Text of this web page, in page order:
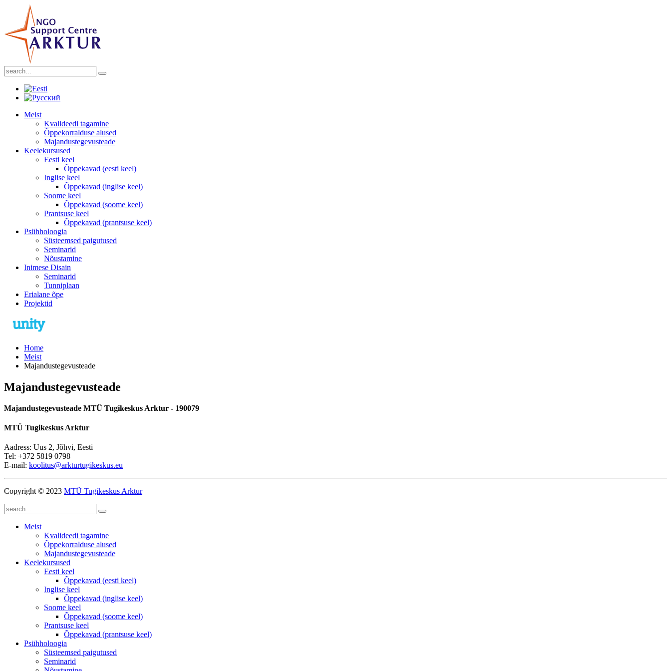
Meist
Kvalideedi tagamine
Õppekorralduse alused
Majandustegevusteade
Keelekursused
Eesti keel
Õppekavad (eesti keel)
Inglise keel
Õppekavad (inglise keel)
Soome keel
Õppekavad (soome keel)
Prantsuse keel
Õppekavad (prantsuse keel)
Psühholoogia
Süsteemsed paigutused
Seminarid
Nõustamine
Inimese Disain
Seminarid
Tunniplaan
Erialane õpe
Projektid
Home
Meist
Majandustegevusteade
Majandustegevusteade
Majandustegevusteade MTÜ Tugikeskus Arktur - 190079
MTÜ Tugikeskus Arktur
Aadress: Uus 2, Jõhvi, Eesti
Tel: +372 5819 0798
E-mail: koolitus@arkturtugikeskus.eu
Copyright © 2023 MTÜ Tugikeskus Arktur
Meist
Kvalideedi tagamine
Õppekorralduse alused
Majandustegevusteade
Keelekursused
Eesti keel
Õppekavad (eesti keel)
Inglise keel
Õppekavad (inglise keel)
Soome keel
Õppekavad (soome keel)
Prantsuse keel
Õppekavad (prantsuse keel)
Psühholoogia
Süsteemsed paigutused
Seminarid